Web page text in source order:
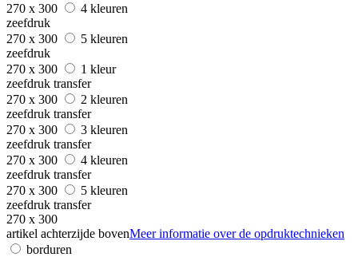
270 x 300
4 kleuren
zeefdruk
270 x 300
5 kleuren
zeefdruk
270 x 300
1 kleur
zeefdruk transfer
270 x 300
2 kleuren
zeefdruk transfer
270 x 300
3 kleuren
zeefdruk transfer
270 x 300
4 kleuren
zeefdruk transfer
270 x 300
5 kleuren
zeefdruk transfer
270 x 300
artikel achterzijde bovenMeer informatie over de opdruktechnieken
borduren